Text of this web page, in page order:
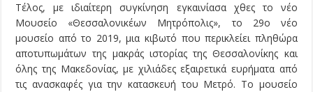
Τέλος, με ιδιαίτερη συγκίνηση εγκαινίασα χθες το νέο
Μουσείο «Θεσσαλονικέων Μητρόπολις», το 29ο νέο
μουσείο από το 2019, μια κιβωτό που περικλείει πληθώρα
αποτυπωμάτων της μακράς ιστορίας της Θεσσαλονίκης και
όλης της Μακεδονίας, με χιλιάδες εξαιρετικά ευρήματα από
τις ανασκαφές για την κατασκευή του Μετρό. Το μουσείο